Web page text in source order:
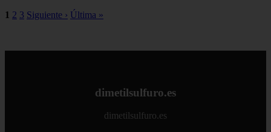
1 2 3 Siguiente › Última »
dimetilsulfuro.es
dimetilsulfuro.es